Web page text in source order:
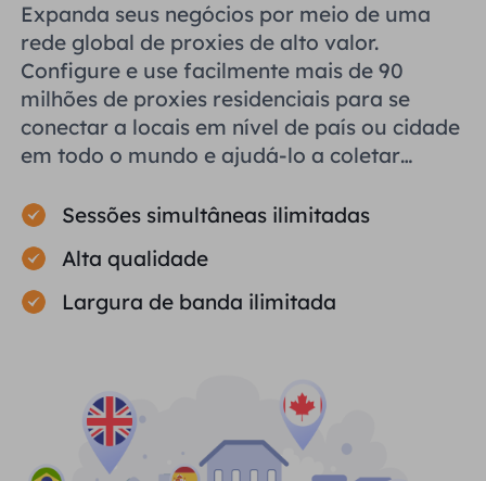
Expanda seus negócios por meio de uma
rede global de proxies de alto valor.
Configure e use facilmente mais de 90
milhões de proxies residenciais para se
conectar a locais em nível de país ou cidade
em todo o mundo e ajudá-lo a coletar
Sessões simultâneas ilimitadas
Alta qualidade
Largura de banda ilimitada